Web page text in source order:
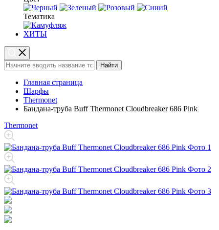
Тематика
ХИТЫ
Найти
Главная страница
Шарфы
Thermonet
Бандана-труба Buff Thermonet Cloudbreaker 686 Pink
Thermonet